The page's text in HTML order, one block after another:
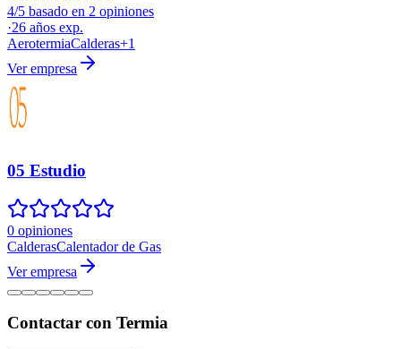
4/5 basado en 2 opiniones
·26 años exp.
AerotermiaCalderas+1
Ver empresa
05 Estudio
0 opiniones
CalderasCalentador de Gas
Ver empresa
Contactar con Termia